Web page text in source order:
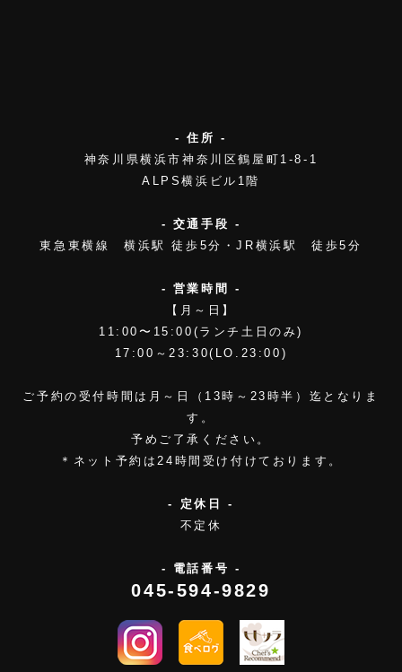
- 住所 -
神奈川県横浜市神奈川区鶴屋町1-8-1
ALPS横浜ビル1階
- 交通手段 -
東急東横線 横浜駅 徒歩5分・JR横浜駅 徒歩5分
- 営業時間 -
【月～日】
11:00〜15:00(ランチ土日のみ)
17:00～23:30(LO.23:00)
ご予約の受付時間は月～日（13時～23時半）迄となりま
す。
予めご了承ください。
＊ネット予約は24時間受け付けております。
- 定休日 -
不定休
- 電話番号 -
045-594-9829